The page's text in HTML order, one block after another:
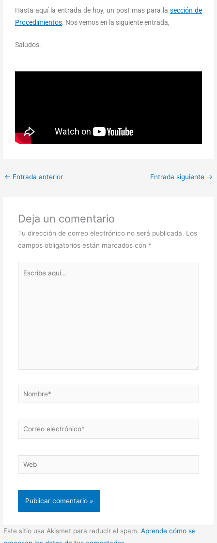
Hasta aquí la entrada de hoy, un post mas para la sección de
Procedimientos. Nos vemos en la siguiente entrada,
Saludos.
← Entrada anterior Entrada siguiente →
Deja un comentario
Tu dirección de correo electrónico no será publicada. Los
campos obligatorios están marcados con *
Nombre*
Correo
electrónico*
Web
Este sitio usa Akismet para reducir el spam.Aprende cómo se